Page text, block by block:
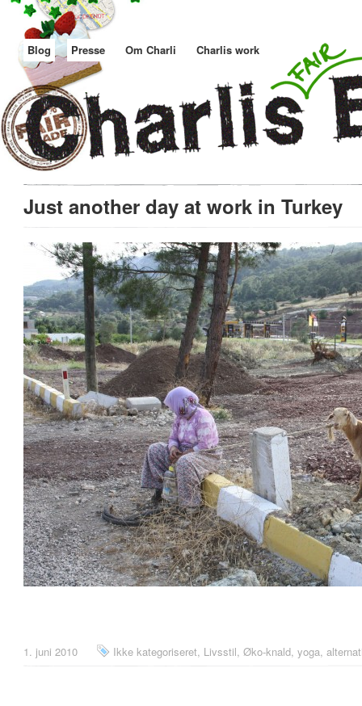
Blog Presse Om Charli Charlis work
Just another day at work in Turkey
1. juni 2010 Ikke kategoriseret, Livsstil, Øko-knald, yoga,